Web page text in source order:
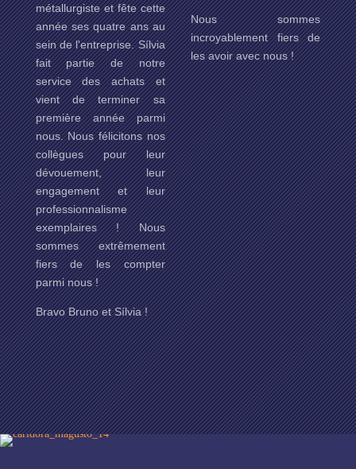
métallurgiste et fête cette
année ses quatre ans au
sein de l'entreprise. Sílvia
fait partie de notre
service des achats et
vient de terminer sa
première année parmi
nous. Nous félicitons nos
collègues pour leur
dévouement, leur
engagement et leur
professionnalisme
exemplaires ! Nous
sommes extrêmement
fiers de les compter
parmi nous !
Bravo Bruno et Sílvia !
Nous sommes
incroyablement fiers de
les avoir avec nous !